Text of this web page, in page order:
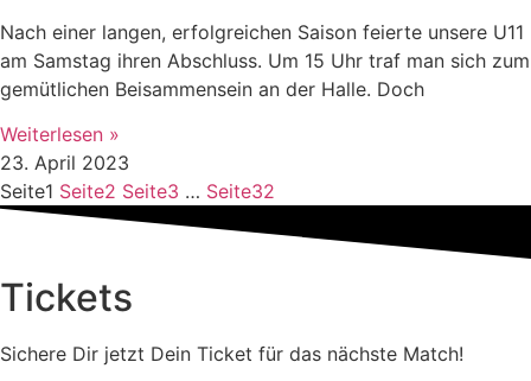
Nach einer langen, erfolgreichen Saison feierte unsere U11
am Samstag ihren Abschluss. Um 15 Uhr traf man sich zum
gemütlichen Beisammensein an der Halle. Doch
Weiterlesen »
23. April 2023
Seite1 Seite2 Seite3 … Seite32
Tickets
Sichere Dir jetzt Dein Ticket für das nächste Match!